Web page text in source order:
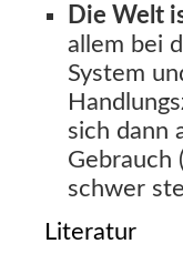
Die Welt
allem bei
System
sich dann
Gebrauch
schwer
Literatur